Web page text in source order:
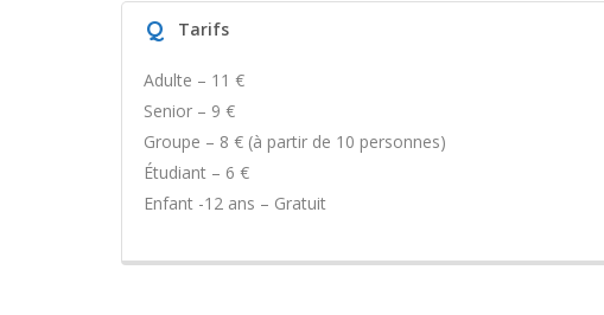
Q Tarifs
Adulte – 11 €
Senior – 9 €
Groupe – 8 € (à partir de 10 personnes)
Étudiant – 6 €
Enfant -12 ans – Gratuit